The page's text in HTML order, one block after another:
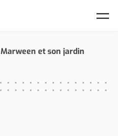
Marween et son jardin